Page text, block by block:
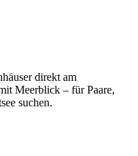
direkt am
Meerblick – für Paare,
suchen.